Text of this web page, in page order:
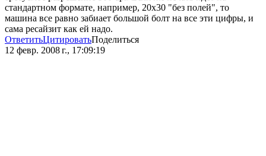
стандартном формате, например, 20х30 "без полей", то
машина все равно забиает большой болт на все эти цифры, и
сама ресайзит как ей надо.
ОтветитьЦитироватьПоделиться
12 февр. 2008 г., 17:09:19